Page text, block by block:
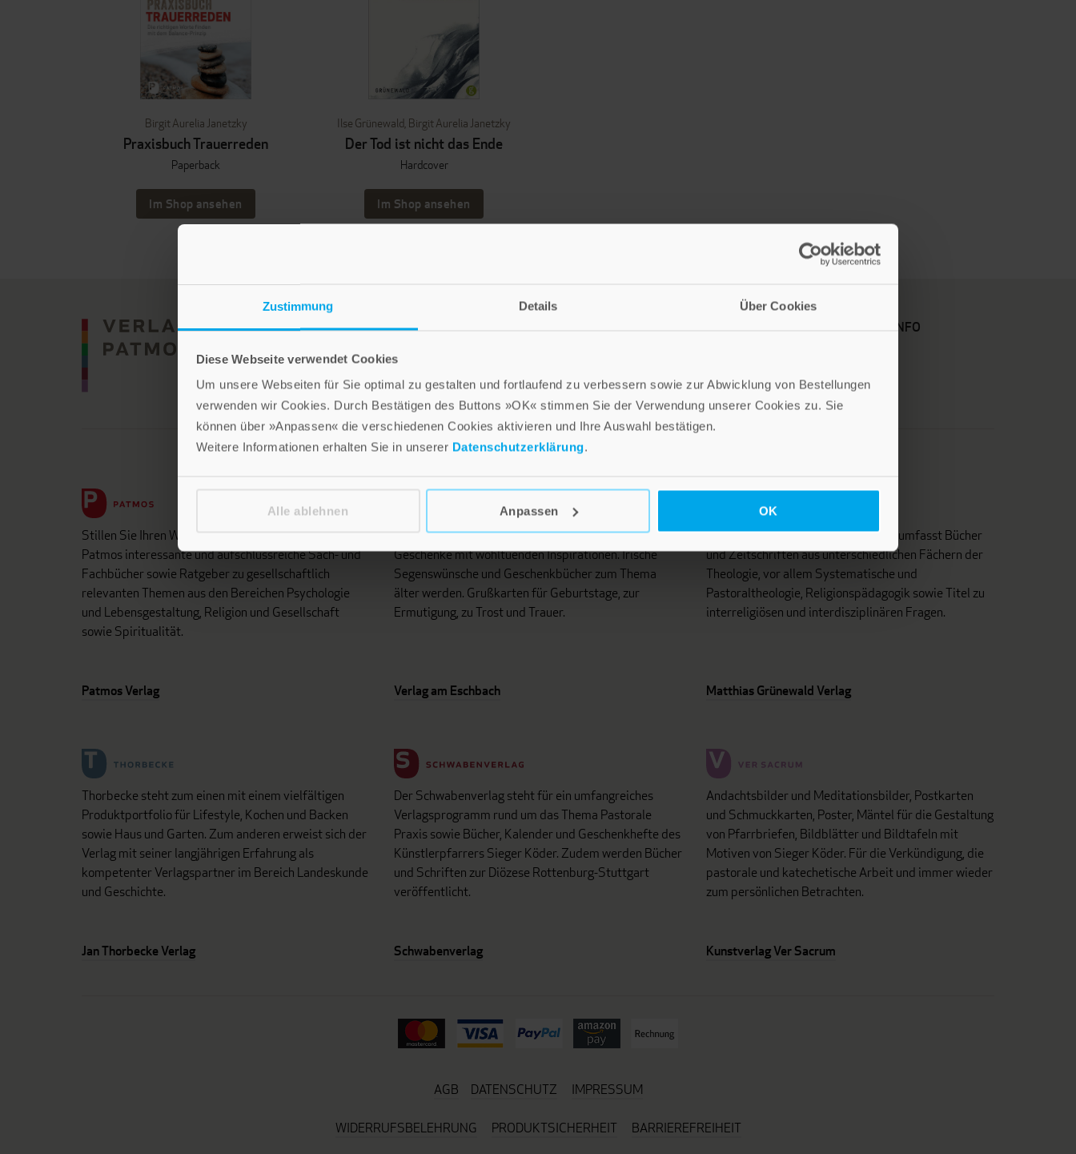
Zustimmung Details Über Cookies
Diese Webseite verwendet Cookies
Um unsere Webseiten für Sie optimal zu gestalten und fortlaufend zu verbessern sowie zur Abwicklung von Bestellungen
verwenden wir Cookies. Durch Bestätigen des Buttons »OK« stimmen Sie der Verwendung unserer Cookies zu. Sie
können über »Anpassen« die verschiedenen Cookies aktivieren und Ihre Auswahl bestätigen.
Weitere Informationen erhalten Sie in unserer Datenschutzerklärung.
Alle ablehnen Anpassen OK
Birgit Aurelia Janetzky
Praxisbuch Trauerreden
Paperback
Im Shop ansehen
Ilse Grünewald, Birgit Aurelia Janetzky
Der Tod ist nicht das Ende
Hardcover
Im Shop ansehen
LEBE GUT MAGAZIN KUNDENINFO
Die Verlage der Verlagsgruppe Patmos
Stillen Sie Ihren Wissensdurst und entdecken Sie bei
Patmos interessante und aufschlussreiche Sach- und
Fachbücher sowie Ratgeber zu gesellschaftlich
relevanten Themen aus den Bereichen Psychologie
und Lebensgestaltung, Religion und Gesellschaft
sowie Spiritualität.
Patmos Verlag
Lebensfreude in farbenfroher Gestaltung: Persönliche
Geschenke mit wohltuenden Inspirationen. Irische
Segenswünsche und Geschenkbücher zum Thema
älter werden. Grußkarten für Geburtstage, zur
Ermutigung, zu Trost und Trauer.
Verlag am Eschbach
Das Programm dieses Fachverlages umfasst Bücher
und Zeitschriften aus unterschiedlichen Fächern der
Theologie, vor allem Systematische und
Pastoraltheologie, Religionspädagogik sowie Titel zu
interreligiösen und interdisziplinären Fragen.
Matthias Grünewald Verlag
Thorbecke steht zum einen mit einem vielfältigen
Produktportfolio für Lifestyle, Kochen und Backen
sowie Haus und Garten. Zum anderen erweist sich der
Verlag mit seiner langjährigen Erfahrung als
kompetenter Verlagspartner im Bereich Landeskunde
und Geschichte.
Jan Thorbecke Verlag
Der Schwabenverlag steht für ein umfangreiches
Verlagsprogramm rund um das Thema Pastorale
Praxis sowie Bücher, Kalender und Geschenkhefte des
Künstlerpfarrers Sieger Köder. Zudem werden Bücher
und Schriften zur Diözese Rottenburg-Stuttgart
veröffentlicht.
Schwabenverlag
Andachtsbilder und Meditationsbilder, Postkarten
und Schmuckkarten, Poster, Mäntel für die Gestaltung
von Pfarrbriefen, Bildblätter und Bildtafeln mit
Motiven von Sieger Köder. Für die Verkündigung, die
pastorale und katechetische Arbeit und immer wieder
zum persönlichen Betrachten.
Kunstverlag Ver Sacrum
AGB DATENSCHUTZ IMPRESSUM
WIDERRUFSBELEHRUNG PRODUKTSICHERHEIT
BARRIEREFREIHEIT